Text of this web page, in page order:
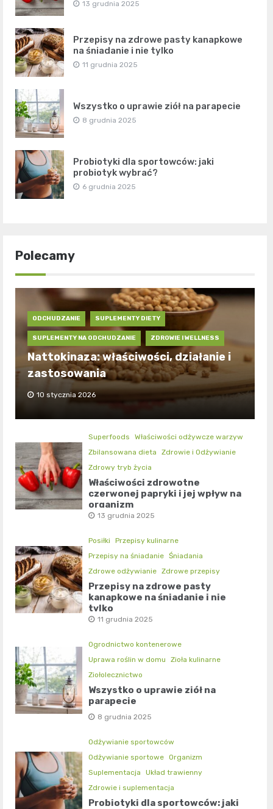
13 grudnia 2025
Przepisy na zdrowe pasty kanapkowe
na śniadanie i nie tylko
11 grudnia 2025
Wszystko o uprawie ziół na parapecie
8 grudnia 2025
Probiotyki dla sportowców: jaki
probiotyk wybrać?
6 grudnia 2025
Polecamy
ODCHUDZANIE SUPLEMENTY DIETY
SUPLEMENTY NA ODCHUDZANIE ZDROWIE I WELLNESS
Nattokinaza: właściwości, działanie i
zastosowania
10 stycznia 2026
Superfoods
Właściwości odżywcze warzyw
Zbilansowana dieta
Zdrowie i Odżywianie
Zdrowy tryb życia
Właściwości zdrowotne
czerwonej papryki i jej wpływ na
organizm
13 grudnia 2025
Posiłki
Przepisy kulinarne
Przepisy na śniadanie Śniadania
Zdrowe odżywianie Zdrowe przepisy
Przepisy na zdrowe pasty
kanapkowe na śniadanie i nie
tylko
11 grudnia 2025
Ogrodnictwo kontenerowe
Uprawa roślin w domu
Zioła kulinarne
Ziołolecznictwo
Wszystko o uprawie ziół na
parapecie
8 grudnia 2025
Odżywianie sportowców
Odżywianie sportowe Organizm
Suplementacja
Układ trawienny
Zdrowie i suplementacja
Probiotyki dla sportowców: jaki